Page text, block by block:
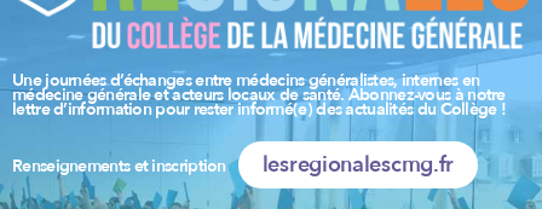
Une journées d’échanges entre médecins généralistes, internes en
médecine générale et acteurs locaux de santé. Abonnez-vous à notre
lettre d’information pour rester informé(e) des actualités du Collège !
Renseignements et inscription lesregionalescmg.fr